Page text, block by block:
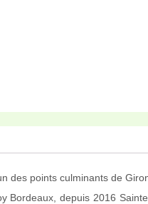
des points culminants de
depuis 2016